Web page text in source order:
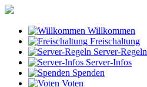
Willkommen
Freischaltung
Server-Regeln
Server-Infos
Spenden
Voten